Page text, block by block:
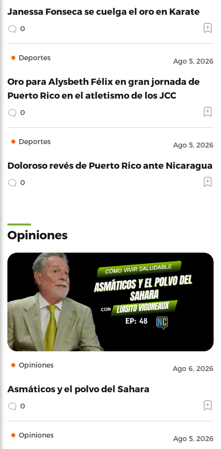
Janessa Fonseca se cuelga el oro en Karate
0
Deportes Ago 5, 2026
Oro para Alysbeth Félix en gran jornada de
Puerto Rico en el atletismo de los JCC
0
Deportes Ago 5, 2026
Doloroso revés de Puerto Rico ante Nicaragua
0
Opiniones
Opiniones Ago 6, 2026
Asmáticos y el polvo del Sahara
0
Opiniones Ago 5, 2026